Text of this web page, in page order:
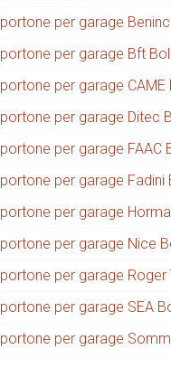
portone per garage
portone per garage Bft
portone per garage CAME
portone per garage Ditec
portone per garage FAAC
portone per garage Fadini
portone per garage
portone per garage Nice
portone per garage
portone per garage SEA
portone per garage